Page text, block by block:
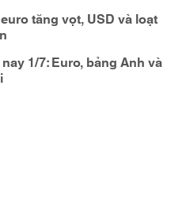
tăng vọt, USD và loạt
1/7: Euro, bảng Anh và